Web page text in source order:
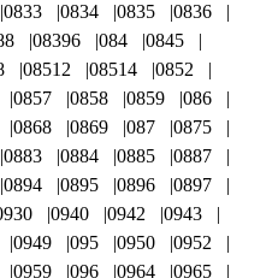
0833 0834 0835
0836
08396 084
0845
08512 08514
0852
0857 0858 0859
086
0868 0869 087
0875
0883 0884 0885
0887
0894 0895 0896
0897
0940 0942
0943
0949 095 0950
0952
0959 096 0964
0965